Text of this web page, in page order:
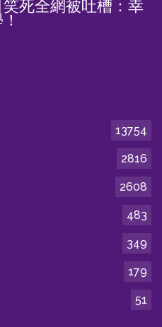
死全網被吐槽：幸
13754
2816
2608
483
349
179
51